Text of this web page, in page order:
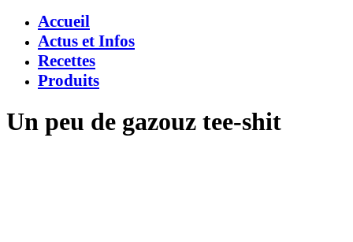
Accueil
Actus et Infos
Recettes
Produits
Un peu de gazouz tee-shit